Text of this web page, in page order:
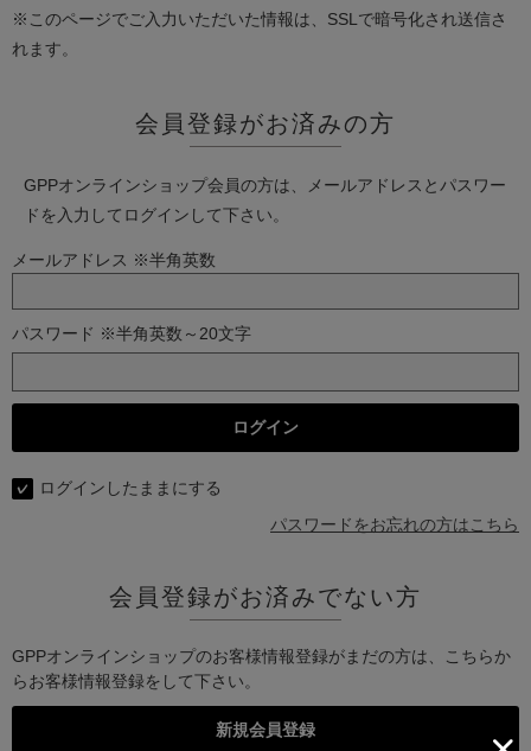
※このページでご入力いただいた情報は、SSLで暗号化され送信さ
れます。
会員登録がお済みの方
GPPオンラインショップ会員の方は、メールアドレスとパスワー
ドを入力してログインして下さい。
メールアドレス ※半角英数
パスワード ※半角英数～20文字
ログインしたままにする
パスワードをお忘れの方はこちら
会員登録がお済みでない方
GPPオンラインショップのお客様情報登録がまだの方は、こちらか
らお客様情報登録をして下さい。